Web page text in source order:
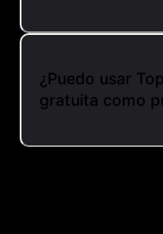
¿Puedo usar
gratuita como